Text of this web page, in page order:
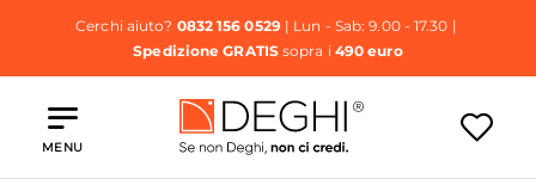
Cerchi aiuto? 0832 156 0529| Lun - Sab: 9.00 - 17.30 |
Spedizione GRATISsopra i 490 euro
MENU